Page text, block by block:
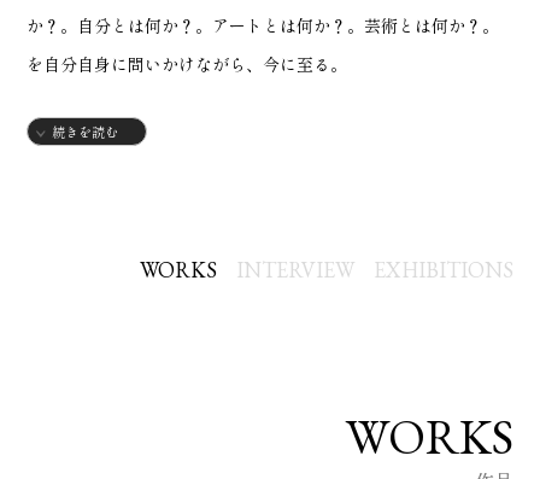
か？。自分とは何か？。アートとは何か？。芸術とは何か？。
を自分自身に問いかけながら、今に至る。
■2025 6月
■2025 7月
「月 LUNA展2」出展
続きを読む
WORKS INTERVIEW EXHIBITIONS
WORKS